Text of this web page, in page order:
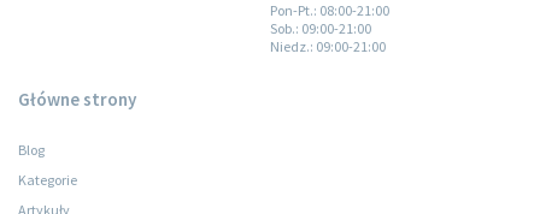
Pon-Pt.: 08:00-21:00
Sob.: 09:00-21:00
Niedz.: 09:00-21:00
Główne strony
Blog
Kategorie
Artykuły